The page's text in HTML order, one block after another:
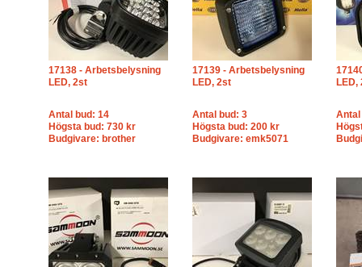
17138 - Arbetsbelysning
LED, 2st
Antal bud: 14
Högsta bud: 730 kr
Budgivare: brother
17139 - Arbetsbelysning
LED, 2st
Antal bud: 3
Högsta bud: 200 kr
Budgivare: emk5071
LED,
Antal